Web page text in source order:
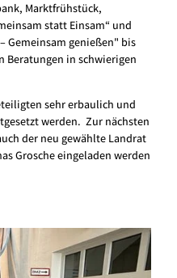
Marktfrühstück,
statt Einsam“ und
Gemeinsam genießen" bis
in schwierigen
sehr erbaulich und
werden. Zur nächsten
der neu gewählte Landrat
Grosche eingeladen werden